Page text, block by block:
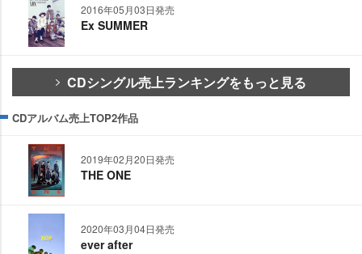
2016年05月03日発売
Ex SUMMER
CDシングル売上ランキングをもっと見る
CDアルバム売上TOP2作品
2019年02月20日発売
THE ONE
2020年03月04日発売
ever after